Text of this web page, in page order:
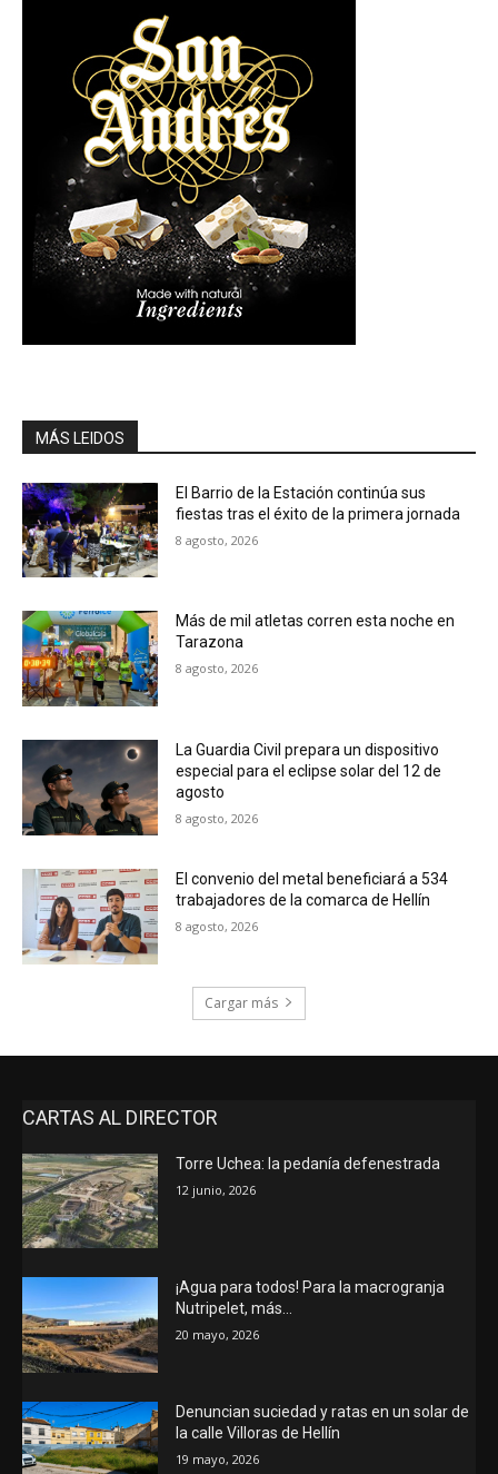
MÁS LEIDOS
El Barrio de la Estación continúa sus
fiestas tras el éxito de la primera jornada
8 agosto, 2026
Más de mil atletas corren esta noche en
Tarazona
8 agosto, 2026
La Guardia Civil prepara un dispositivo
especial para el eclipse solar del 12 de
agosto
8 agosto, 2026
El convenio del metal beneficiará a 534
trabajadores de la comarca de Hellín
8 agosto, 2026
Cargar más
CARTAS AL DIRECTOR
Torre Uchea: la pedanía defenestrada
12 junio, 2026
¡Agua para todos! Para la macrogranja
Nutripelet, más…
20 mayo, 2026
Denuncian suciedad y ratas en un solar de
la calle Villoras de Hellín
19 mayo, 2026